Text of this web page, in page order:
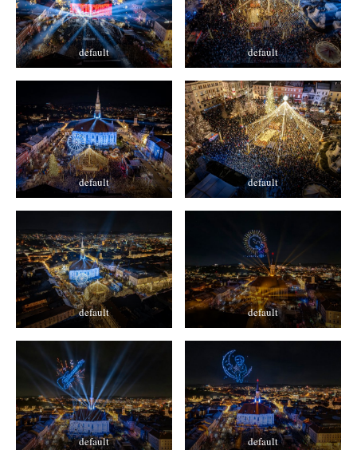
default default
default default
default default
default default